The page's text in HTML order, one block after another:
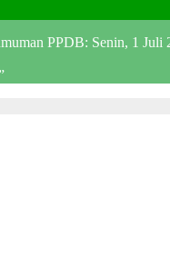
PPDB: Senin, 1 Juli